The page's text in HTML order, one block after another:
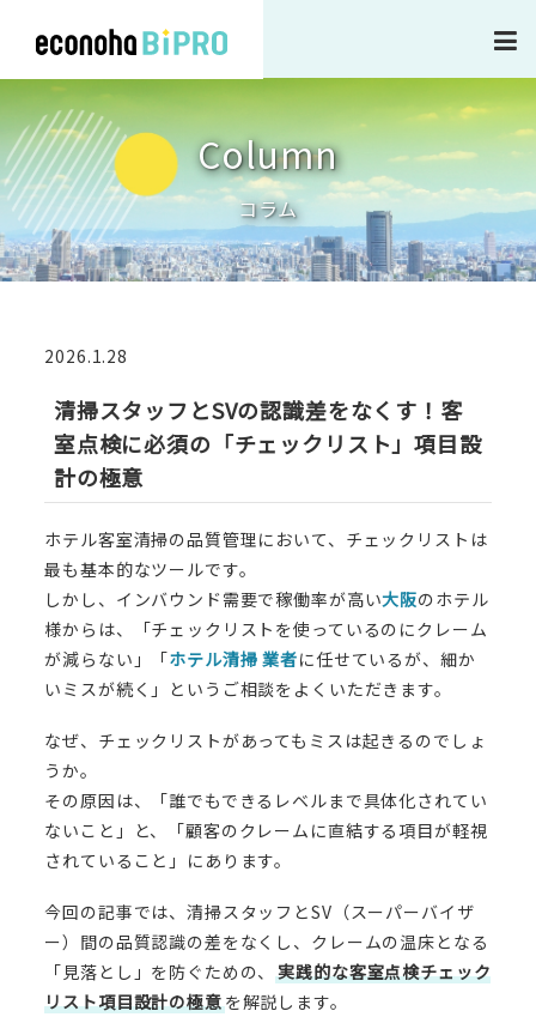
企業情報
事業内容・サービス
採用情報
お問い合わせ
Column
コラム
2026.1.28
清掃スタッフとSVの認識差をなくす！客
室点検に必須の「チェックリスト」項目設
計の極意
ホテル客室清掃の品質管理において、チェックリストは
最も基本的なツールです。
しかし、インバウンド需要で稼働率が高い大阪のホテル
様からは、「チェックリストを使っているのにクレーム
が減らない」「ホテル清掃 業者に任せているが、細か
いミスが続く」というご相談をよくいただきます。
なぜ、チェックリストがあってもミスは起きるのでしょ
うか。
その原因は、「誰でもできるレベルまで具体化されてい
ないこと」と、「顧客のクレームに直結する項目が軽視
されていること」にあります。
今回の記事では、清掃スタッフとSV（スーパーバイザ
ー）間の品質認識の差をなくし、クレームの温床となる
「見落とし」を防ぐための、実践的な客室点検チェック
リスト項目設計の極意を解説します。